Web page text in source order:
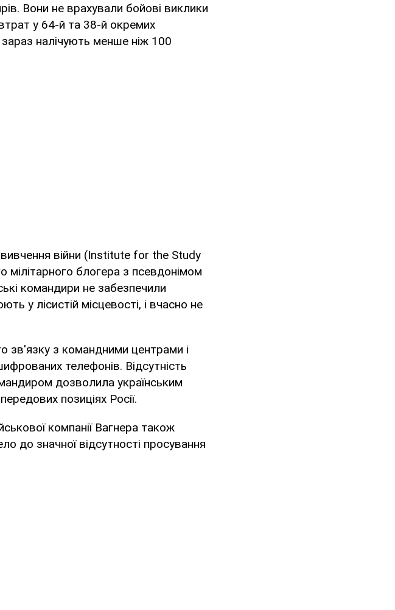
Вони не врахували бойові виклики
у 64-й та 38-й окремих
зараз налічують менше ніж 100
війни (Institute for the Study
мілітарного блогера з псевдонімом
командири не забезпечили
у лісистій місцевості, і вчасно не
зв'язку з командними центрами і
телефонів. Відсутність
дозволила українським
позиціях Росії.
компанії Вагнера також
до значної відсутності просування